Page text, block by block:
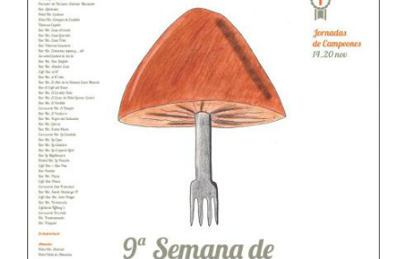
Feria del Vino de Toro 2026; descubre
“Otros Vinos de Toro”